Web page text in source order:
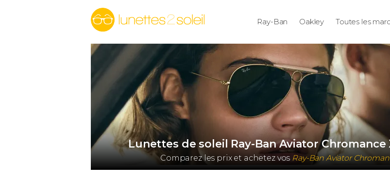
Ray-Ban Oakley Toutes les
Lunettes de soleil Ray-Ban Aviator Chromance
Comparez les prix et achetez vos Ray-Ban Aviator